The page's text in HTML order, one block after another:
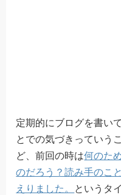
定期的にブログを書い
とでの気づきっていう
ど、前回の時は何のた
のだろう？読み手のこ
えりました。 というタ